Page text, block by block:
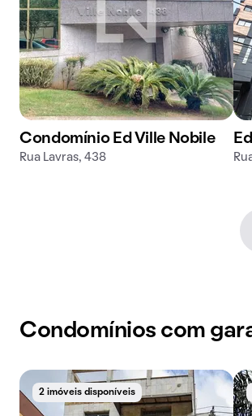
Condomínio Ed Ville Nobile
Rua Lavras, 438
Condomínios com
2 imóveis disponíveis